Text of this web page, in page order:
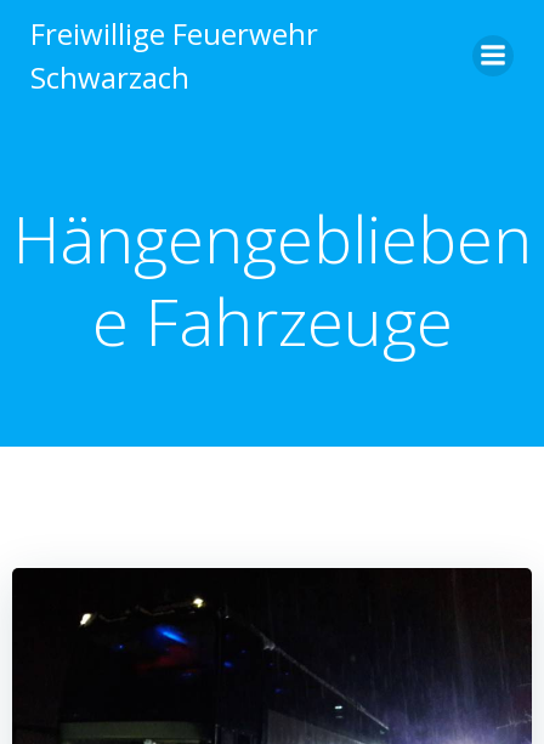
Inhalt
Freiwillige Feuerwehr
Schwarzach
Hängengeblieben
e Fahrzeuge